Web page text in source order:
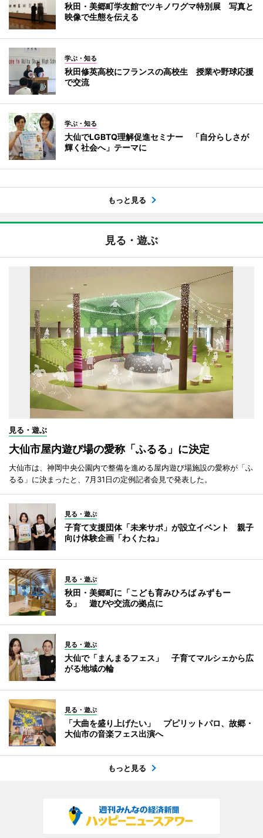
秋田・美郷町学友館でツキノワグマ特別展 写真と
映像で生態を伝える
学ぶ・知る
秋田修英高校にフランスの高校生 授業や野球応援
で交流
学ぶ・知る
大仙でLGBTQ理解促進セミナー 「自分らしさが
輝く社会へ」テーマに
もっと見る
見る・遊ぶ
見る・遊ぶ
大仙市屋内遊び場の愛称「ふるる」に決定
大仙市は、神岡中央公園内で整備を進める屋内遊び場施設の愛称が「ふ
るる」に決まったと、7月31日の定例記者会見で発表した。
見る・遊ぶ
子育て支援団体「未来サポ」が設立イベント 親子
向け体験企画「わくたね」
見る・遊ぶ
秋田・美郷町に「こども育みひろば みずもー
る」 遊びや交流の拠点に
見る・遊ぶ
大仙で「まんまるフェス」 子育てマルシェから広
がる地域の輪
見る・遊ぶ
「大曲を盛り上げたい」 プピリットパロ、故郷・
大仙市の音楽フェス出演へ
もっと見る